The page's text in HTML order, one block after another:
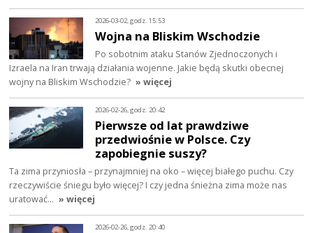
2026-03-02, godz. 15:53
Wojna na Bliskim Wschodzie
Po sobotnim ataku Stanów Zjednoczonych i
Izraela na Iran trwają działania wojenne. Jakie będą skutki obecnej
wojny na Bliskim Wschodzie? » więcej
2026-02-26, godz. 20:42
Pierwsze od lat prawdziwe
przedwiośnie w Polsce. Czy
zapobiegnie suszy?
Ta zima przyniosła – przynajmniej na oko – więcej białego puchu. Czy
rzeczywiście śniegu było więcej? I czy jedna śnieżna zima może nas
uratować… » więcej
2026-02-26, godz. 20:40